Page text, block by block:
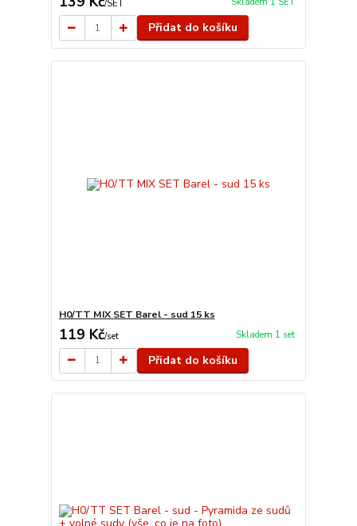
/SET
Přidat do košíku
H0/TT MIX SET Barel - sud 15 ks
119 Kč/set Skladem 1 set
Přidat do košíku